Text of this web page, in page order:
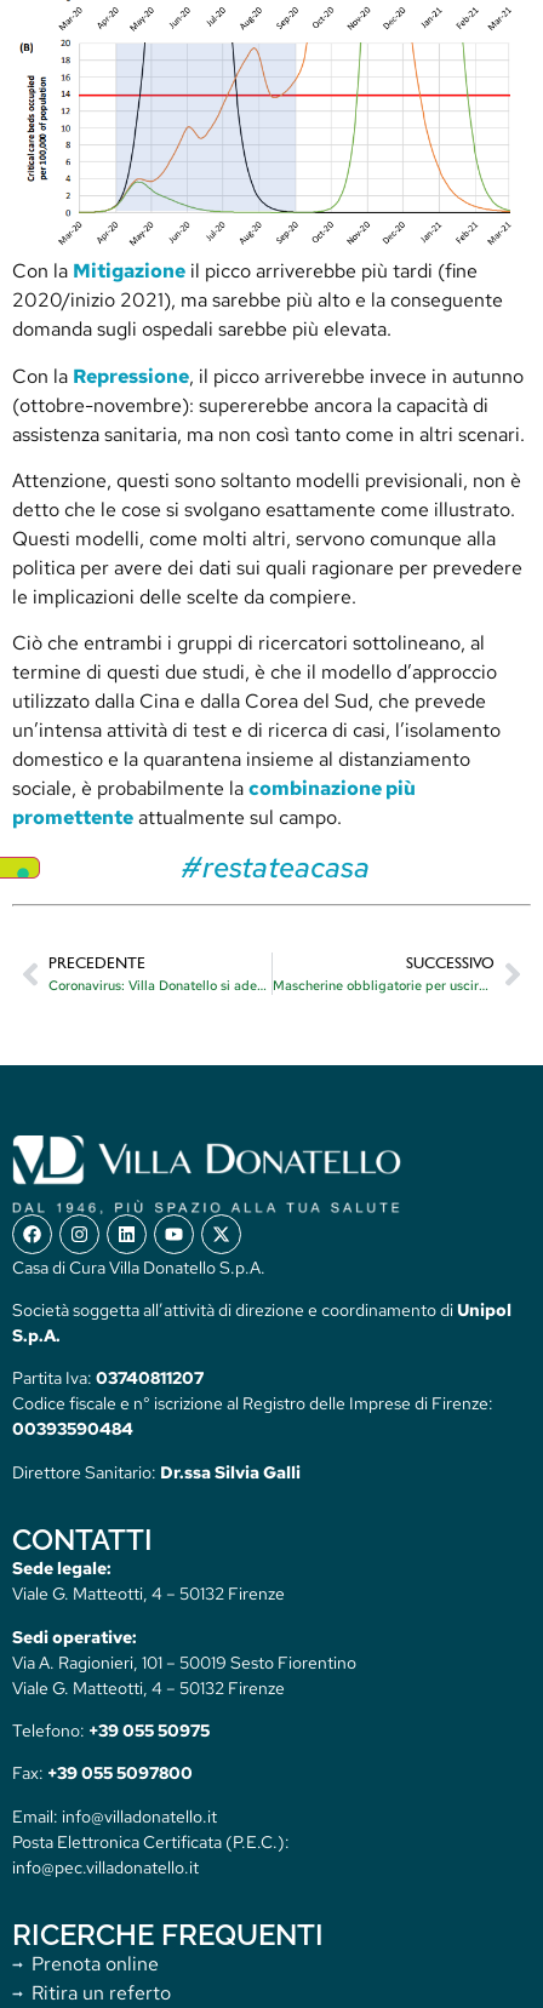
Con la Mitigazione il picco arriverebbe più tardi (fine
2020/inizio 2021), ma sarebbe più alto e la conseguente
domanda sugli ospedali sarebbe più elevata.
Con la Repressione, il picco arriverebbe invece in autunno
(ottobre-novembre): supererebbe ancora la capacità di
assistenza sanitaria, ma non così tanto come in altri scenari.
Attenzione, questi sono soltanto modelli previsionali, non è
detto che le cose si svolgano esattamente come illustrato.
Questi modelli, come molti altri, servono comunque alla
politica per avere dei dati sui quali ragionare per prevedere
le implicazioni delle scelte da compiere.
Ciò che entrambi i gruppi di ricercatori sottolineano, al
termine di questi due studi, è che il modello d’approccio
utilizzato dalla Cina e dalla Corea del Sud, che prevede
un’intensa attività di test e di ricerca di casi, l’isolamento
domestico e la quarantena insieme al distanziamento
sociale, è probabilmente lacombinazione più
promettenteattualmente sul campo.
#restateacasa
PRECEDENTE
Coronavirus: Villa Donatello si adegua alle nuove disposizioni ministeriali
SUCCESSIVO
Mascherine obbligatorie per uscire di casa: confermata l’ordinanza della Regione Toscana
Casa di Cura Villa Donatello S.p.A.
Società soggetta all’attività di direzione e coordinamento diUnipol
S.p.A.
Partita Iva: 03740811207
Codice fiscale e n° iscrizione al Registro delle Imprese di Firenze:
00393590484
Direttore Sanitario: Dr.ssa Silvia Galli
CONTATTI
Sede legale:
Viale G. Matteotti, 4 – 50132 Firenze
Sedi operative:
Via A. Ragionieri, 101 – 50019 Sesto Fiorentino
Viale G. Matteotti, 4 – 50132 Firenze
Telefono: +39 055 50975
Fax: +39 055 5097800
Email: info@villadonatello.it
Posta Elettronica Certificata (P.E.C.):
info@pec.villadonatello.it
RICERCHE FREQUENTI
Prenota online
Ritira un referto